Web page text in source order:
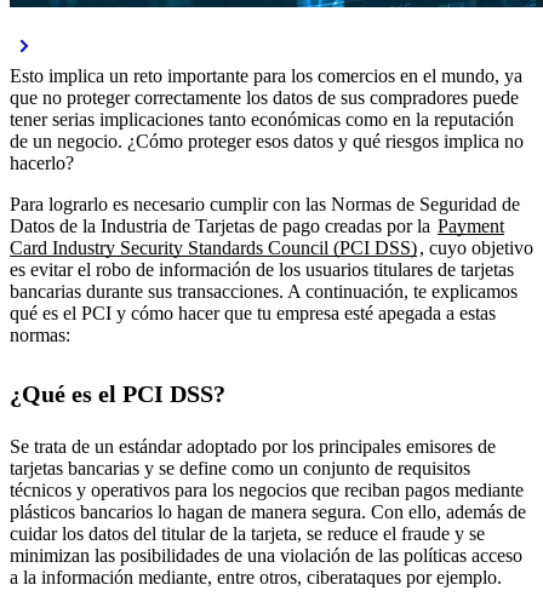
Esto implica un reto importante para los comercios en el mundo, ya
que no proteger correctamente los datos de sus compradores puede
tener serias implicaciones tanto económicas como en la reputación
de un negocio. ¿Cómo proteger esos datos y qué riesgos implica no
hacerlo?
Para lograrlo es necesario cumplir con las Normas de Seguridad de
Datos de la Industria de Tarjetas de pago creadas por la Payment
Card Industry Security Standards Council (PCI DSS), cuyo objetivo
es evitar el robo de información de los usuarios titulares de tarjetas
bancarias durante sus transacciones. A continuación, te explicamos
qué es el PCI y cómo hacer que tu empresa esté apegada a estas
normas:
¿Qué es el PCI DSS?
Se trata de un estándar adoptado por los principales emisores de
tarjetas bancarias y se define como un conjunto de requisitos
técnicos y operativos para los negocios que reciban pagos mediante
plásticos bancarios lo hagan de manera segura. Con ello, además de
cuidar los datos del titular de la tarjeta, se reduce el fraude y se
minimizan las posibilidades de una violación de las políticas acceso
a la información mediante, entre otros, ciberataques por ejemplo.